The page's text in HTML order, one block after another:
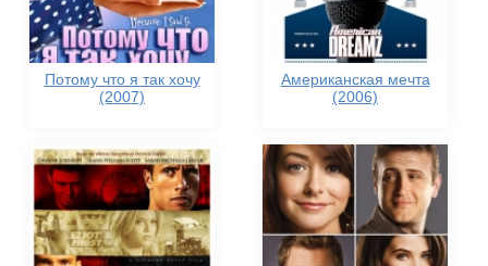
Потому что я так хочу
(2007)
Американская мечта
(2006)